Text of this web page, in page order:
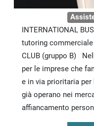
INTERNATIONAL
tutoring commerciale
CLUB (gruppo B)
per le imprese che
e in via prioritaria per
già operano nei
affiancamento